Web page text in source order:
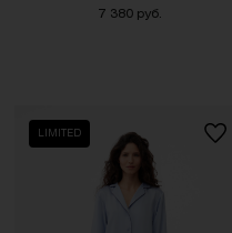
7 380 руб.
LIMITED